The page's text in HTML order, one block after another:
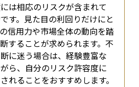
は相応のリスクが含まれて
す。見た目の利回りだけにと
信用力や市場全体の動向を踏
することが求められます。不
に迷う場合は、経験豊富な
ら、自分のリスク許容度に
れることをおすすめします。